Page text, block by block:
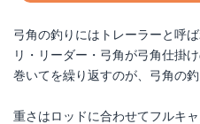
弓角の釣りにはトレーラーと呼
リ・リーダー・弓角が弓角仕掛
巻いてを繰り返すのが、弓角の釣
重さはロッドに合わせてフルキ